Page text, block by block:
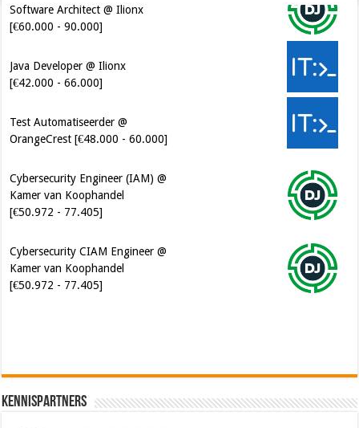
Java Developer @ Ilionx
Test Automatiseerder @
Cybersecurity Engineer (IAM) @
Cybersecurity CIAM Engineer @
Kennispartners